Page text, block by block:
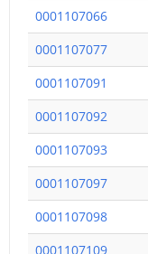
0001107066
0001107077
0001107091
0001107092
0001107093
0001107097
0001107098
0001107109